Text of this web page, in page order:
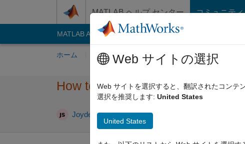
MATLAB ヘルプ センター コミュニティ
MATLAB Answers File Exchange
ホーム 質問する 回答 閲覧 MATLAB に関
How to make a density map (per
Joydeb Saha 2022 9 月 22
Web サイトの選択
Web サイトを選択すると、翻訳されたコンテ
選択を推奨します: United States
United States